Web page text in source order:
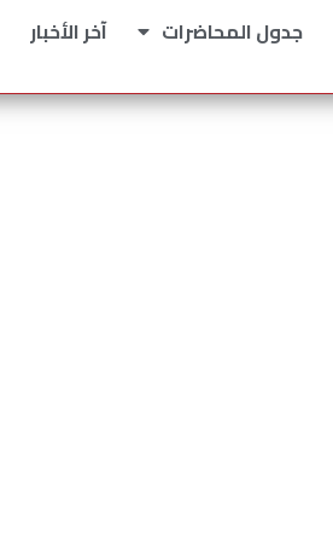
جدول المحاضرات آخر الأخبار